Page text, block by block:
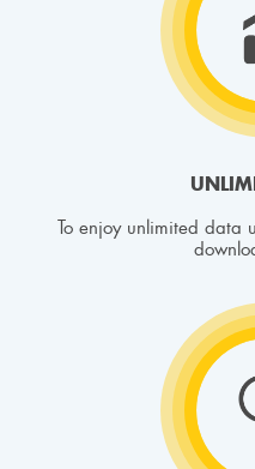
To enjoy unlimited data